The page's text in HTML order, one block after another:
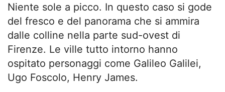
Niente sole a picco. In questo caso si gode
del fresco e del panorama che si ammira
dalle colline nella parte sud-ovest di
Firenze. Le ville tutto intorno hanno
ospitato personaggi come Galileo Galilei,
Ugo Foscolo, Henry James.